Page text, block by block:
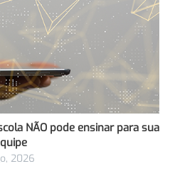
NÃO pode ensinar para sua
2026